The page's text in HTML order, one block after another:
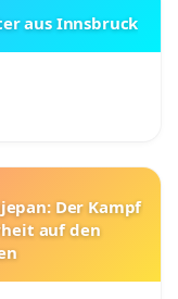
aus Innsbruck
Der Kampf
auf den